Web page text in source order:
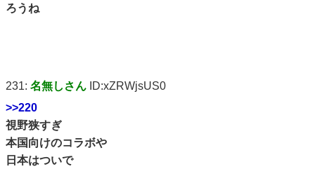
ろうね
231: 名無しさん ID:xZRWjsUS0
>>220
視野狭すぎ
本国向けのコラボや
日本はついで